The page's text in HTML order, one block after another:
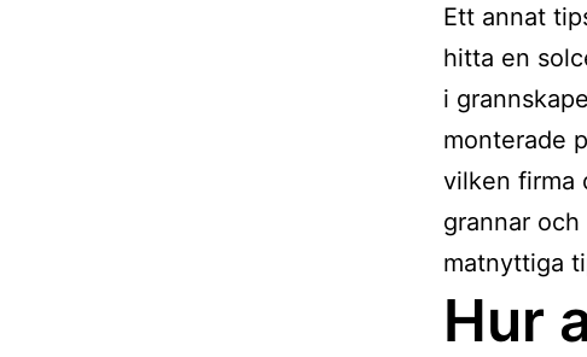
Ett annat
hitta en
i
monterade
vilken firma
grannar
matnyttiga
Hur